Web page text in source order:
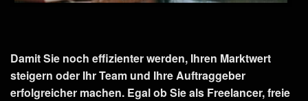
Damit Sie noch effizienter werden, Ihren Marktwert
steigern oder Ihr Team und Ihre Auftraggeber
erfolgreicher machen. Egal ob Sie als Freelancer, freie